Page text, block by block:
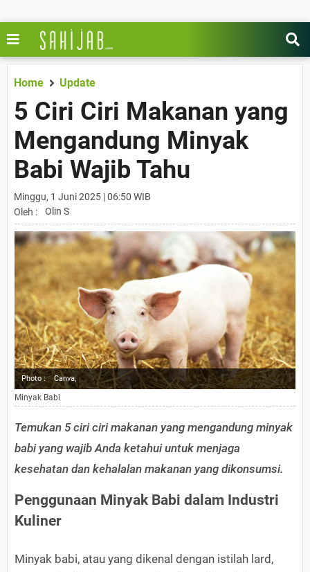
Home Update
5 Ciri Ciri Makanan yang
Mengandung Minyak
Babi Wajib Tahu
Minggu, 1 Juni 2025 | 06:50 WIB
Oleh :
Olin S
Photo : Canva,
Minyak Babi
Temukan 5 ciri ciri makanan yang mengandung minyak
babi yang wajib Anda ketahui untuk menjaga
kesehatan dan kehalalan makanan yang dikonsumsi.
Penggunaan Minyak Babi dalam Industri
Kuliner
Minyak babi, atau yang dikenal dengan istilah lard,